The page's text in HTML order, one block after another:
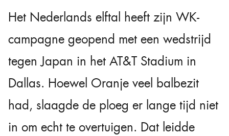
Het Nederlands elftal heeft zijn WK-
campagne geopend met een wedstrijd
tegen Japan in het AT&T Stadium in
Dallas. Hoewel Oranje veel balbezit
had, slaagde de ploeg er lange tijd niet
in om echt te overtuigen. Dat leidde